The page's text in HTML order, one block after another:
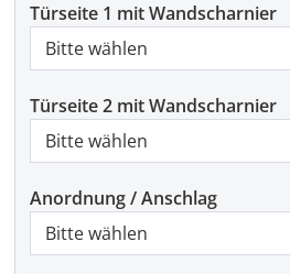
Türseite 1 mit Wandscharnier
Türseite 2 mit Wandscharnier
Anordnung / Anschlag